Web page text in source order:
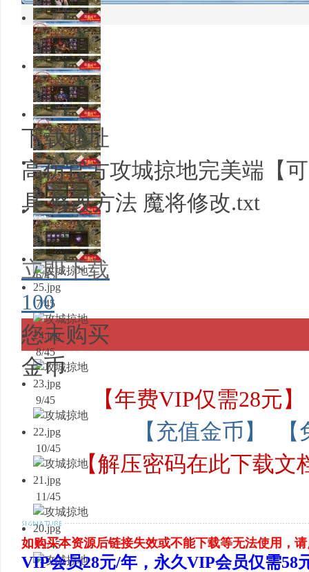
1/45
2/45
3/45
4/45
5/45
6/45
7/45
8/45
9/45
10/45
11/45
12/45
下载地址
高仿官方攻城掠地完美端【
具 修改方法 魔将修改.txt
立即下载
100
您未购买
金币
【年费VIP仅需28元】
【充值金币】
【解压密码在此下载文
如购买本资源后链接失效或不能下载等无法使用，
VIP会员28元/年，永久VIP会员仅需58